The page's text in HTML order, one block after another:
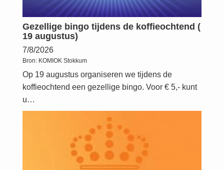
Gezellige bingo tijdens de koffieochtend (
19 augustus)
7/8/2026
Bron: KOMIOK Stokkum
Op 19 augustus organiseren we tijdens de
koffieochtend een gezellige bingo. Voor € 5,- kunt
u…